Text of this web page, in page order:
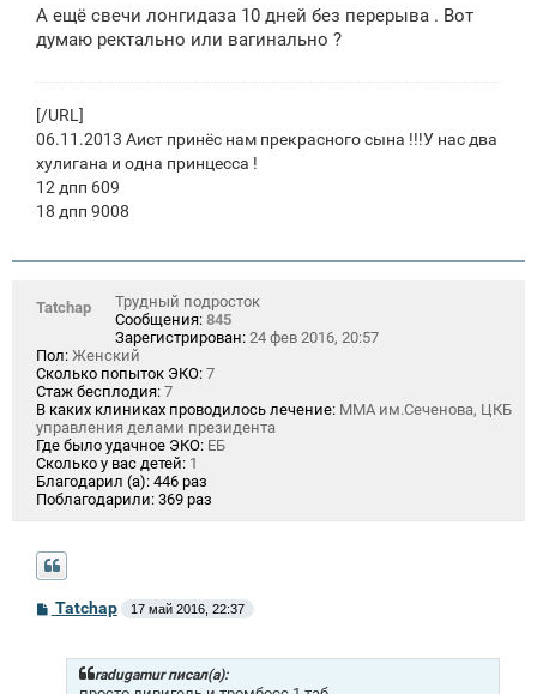
б
щ
е
А ещё свечи лонгидаза 10 дней без перерыва . Вот
думаю ректально или вагинально ?
[/URL]
06.11.2013 Аист принёс нам прекрасного сына !!!У нас два
хулигана и одна принцесса !
12 дпп 609
18 дпп 9008
Tatchap
Трудный подросток
Сообщения: 845
Зарегистрирован: 24 фев 2016, 20:57
Пол: Женский
Сколько попыток ЭКО: 7
Стаж бесплодия: 7
В каких клиниках проводилось лечение: ММА им.Сеченова, ЦКБ
управления делами президента
Где было удачное ЭКО: ЕБ
Сколько у вас детей: 1
Благодарил (а): 446 раз
Поблагодарили: 369 раз
СTatchap 17 май 2016, 22:37
radugamur писал(а):